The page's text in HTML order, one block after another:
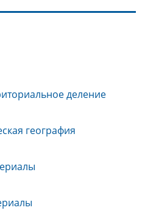
деление
география